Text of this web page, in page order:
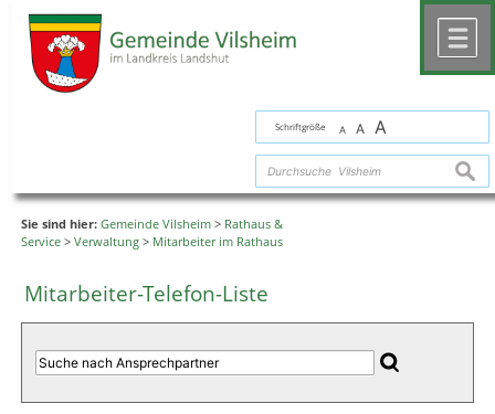
Schriftgröße A A A
Sie sind hier: Gemeinde Vilsheim > Rathaus &
Service > Verwaltung > Mitarbeiter im Rathaus
Mitarbeiter-Telefon-Liste